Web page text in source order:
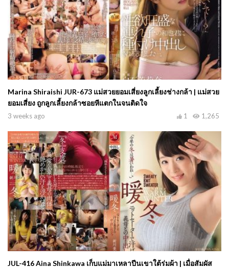
Marina Shiraishi JUR-673 แม่สวยยอมเสี่ยงลูกเลี้ยงช่างกล้า | แม่สวย
ยอมเสี่ยง ถูกลูกเลี้ยงกล้าซอยหีแตกในจนติดใจ
3 weeks ago 1,265
1
JUL-416 Aina Shinkawa เก็บแม่มาเหลาปีนเขาใต้ร่มผ้า | เมื่อสัมผัส